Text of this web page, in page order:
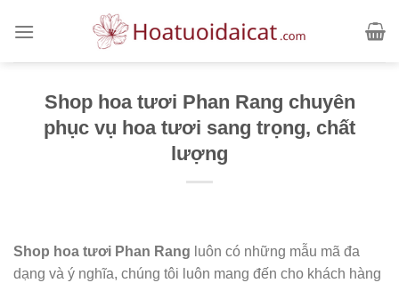
Shop hoa tươi Phan Rang chuyên
phục vụ hoa tươi sang trọng, chất
lượng
Shop hoa tươi Phan Rang luôn có những mẫu mã đa
dạng và ý nghĩa, chúng tôi luôn mang đến cho khách hàng